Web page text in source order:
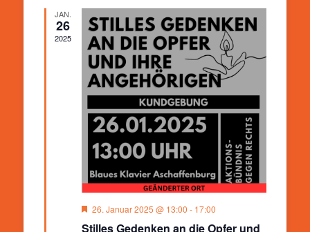
Navigation
JAN.
26
2025
Hervorgehoben
26. Januar 2025 @ 13:00 - 17:00
Stilles Gedenken an die Opfer und